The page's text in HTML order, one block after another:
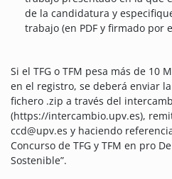
de la candidatura y
trabajo (en PDF y firmado por
Si el TFG o TFM pesa más de 10
en el registro, se deberá enviar
fichero .zip a través del
(https://intercambio.upv.es),
ccd@upv.es y haciendo
Concurso de TFG y TFM en pro
Sostenible”.